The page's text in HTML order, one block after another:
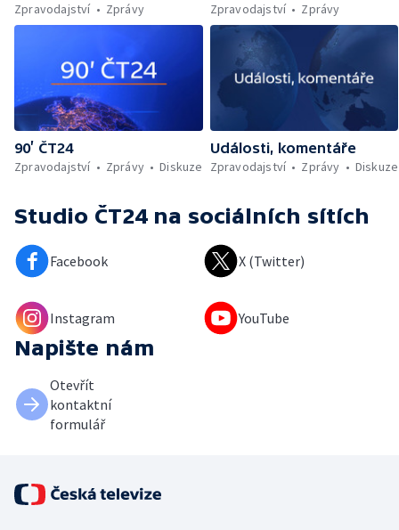
Zpravodajství
Zprávy
Zpravodajství
Zprávy
90’ ČT24
Zpravodajství
Zprávy Diskuze
Události, komentáře
Zpravodajství
Zprávy Diskuze
Studio ČT24 na sociálních sítích
Facebook X (Twitter)
Instagram YouTube
Napište nám
Otevřít
kontaktní
formulář